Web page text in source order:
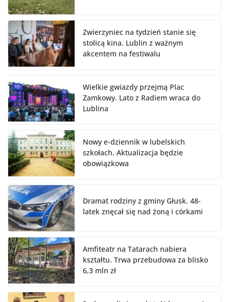
Zwierzyniec na tydzień stanie się
stolicą kina. Lublin z ważnym
akcentem na festiwalu
Wielkie gwiazdy przejmą Plac
Zamkowy. Lato z Radiem wraca do
Lublina
Nowy e-dziennik w lubelskich
szkołach. Aktualizacja będzie
obowiązkowa
Dramat rodziny z gminy Głusk. 48-
latek znęcał się nad żoną i córkami
Amfiteatr na Tatarach nabiera
kształtu. Trwa przebudowa za blisko
6,3 mln zł